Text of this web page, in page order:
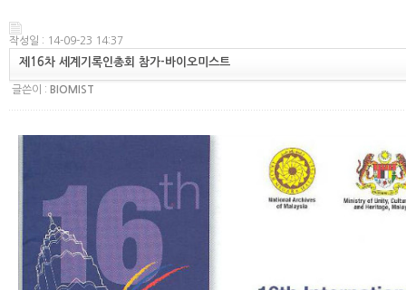
작성일 : 14-09-23 14:37
제16차 세계기록인총회 참가-바이오미스트
글쓴이 : BIOMIST